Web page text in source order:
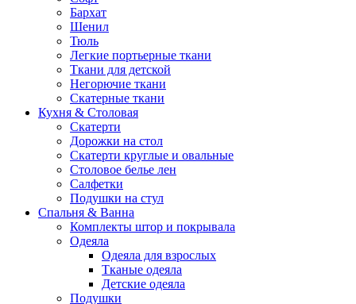
Бархат
Шенил
Тюль
Легкие портьерные ткани
Ткани для детской
Негорючие ткани
Скатерные ткани
Кухня & Столовая
Скатерти
Дорожки на стол
Скатерти круглые и овальные
Столовое белье лен
Салфетки
Подушки на стул
Спальня & Ванна
Комплекты штор и покрывала
Одеяла
Одеяла для взрослых
Тканые одеяла
Детские одеяла
Подушки